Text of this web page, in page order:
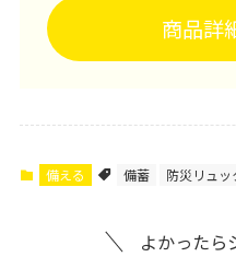
商品詳
備える 備蓄 防災リュッ
よかったら